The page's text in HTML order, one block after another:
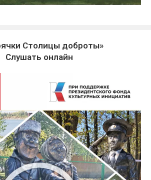
Столицы доброты»
Слушать онлайн